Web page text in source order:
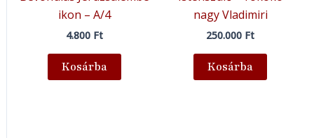
ikon – A/4
4.800 Ft
Kosárba
nagy Vladimiri
250.000 Ft
Kosárba